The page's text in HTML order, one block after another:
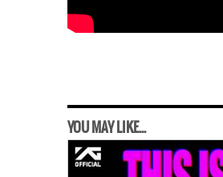
YOU MAY LIKE...